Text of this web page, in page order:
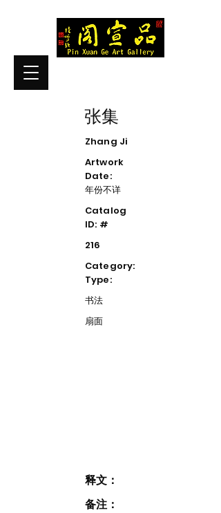
张集
Zhang Ji
Artwork
Date:
年份不详
Catalog
ID: #
216
Category:
Type:
书法
扇面
释文：
备注：